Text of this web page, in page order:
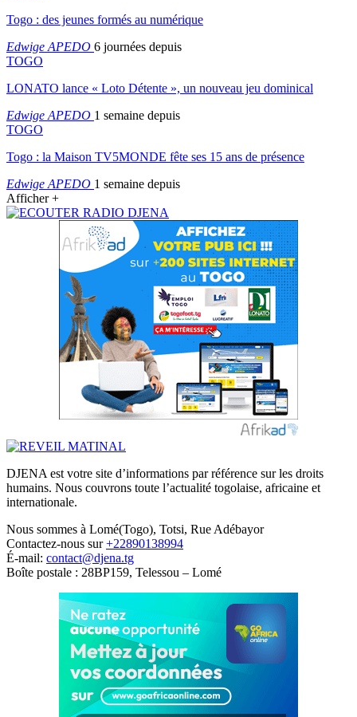
Togo : des jeunes formés au numérique
Edwige APEDO 6 journées depuis
TOGO
LONATO lance « Loto Détente », un nouveau jeu dominical
Edwige APEDO 1 semaine depuis
TOGO
Togo : la Maison TV5MONDE fête ses 15 ans de présence
Edwige APEDO 1 semaine depuis
Afficher +
DJENA est votre site d’informations par référence sur les droits
humains. Nous couvrons toute l’actualité togolaise, africaine et
internationale.
Nous sommes à Lomé(Togo), Totsi, Rue Adébayor
Contactez-nous sur+22890138994
É-mail: contact@djena.tg
Boîte postale : 28BP159, Telessou – Lomé